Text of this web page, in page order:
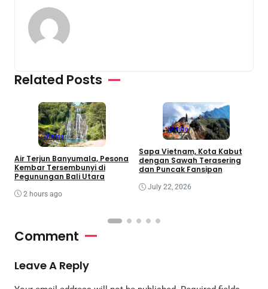
Related Posts
Wisata
Air Terjun Banyumala, Pesona
Kembar Tersembunyi di
Pegunungan Bali Utara
2 hours ago
Wisata
Sapa Vietnam, Kota Kabut
dengan Sawah Terasering
dan Puncak Fansipan
July 22, 2026
Comment
Leave A Reply